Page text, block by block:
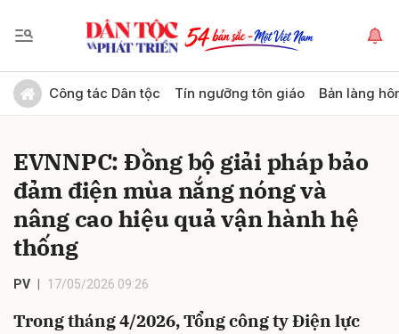
Công tác Dân tộc Tín ngưỡng tôn giáo Bản làng
EVNNPC: Đồng bộ giải pháp bảo
đảm điện mùa nắng nóng và
nâng cao hiệu quả vận hành hệ
thống
PV 17/05/2026 09:26
Trong tháng 4/2026, Tổng công ty Điện lực
Gửi bình luận